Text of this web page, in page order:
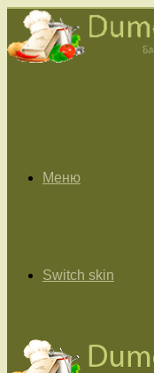
Меню
Switch skin